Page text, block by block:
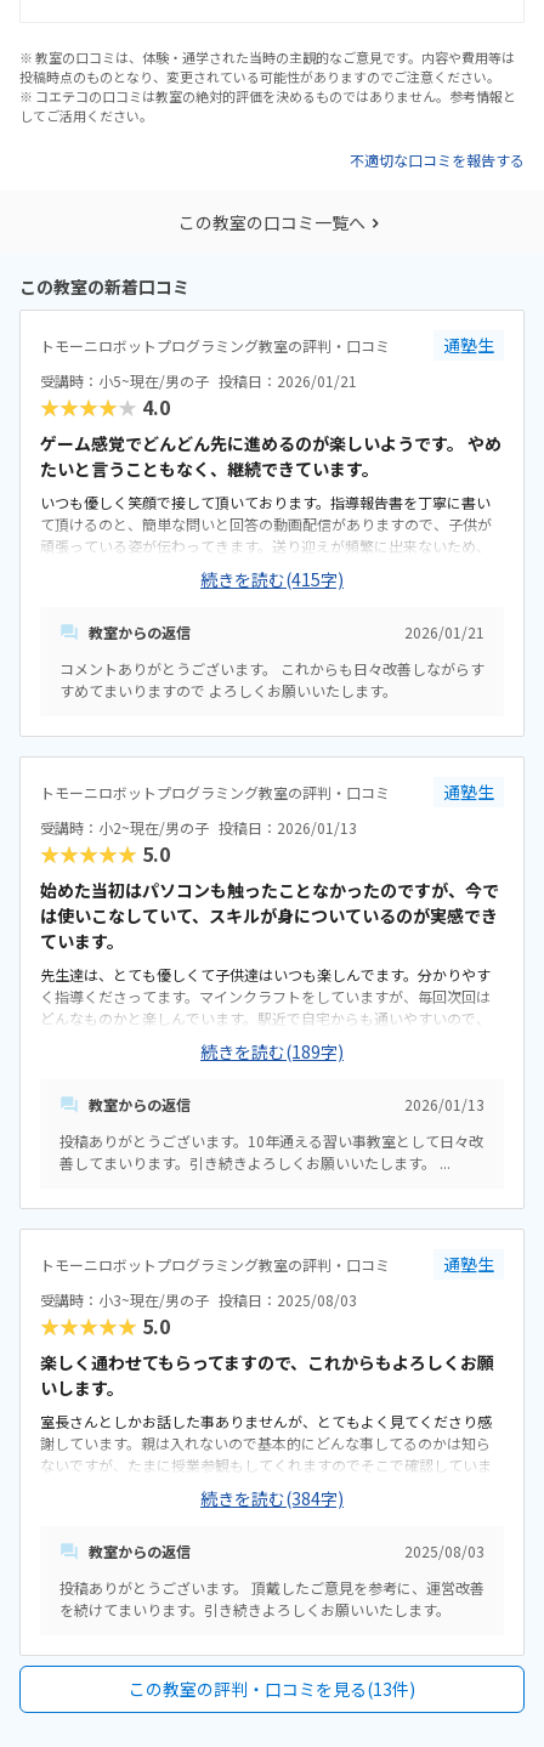
※ 教室の口コミは、体験・通学された当時の主観的なご意見です。内容や費用等は
投稿時点のものとなり、変更されている可能性がありますのでご注意ください。
※ コエテコの口コミは教室の絶対的評価を決めるものではありません。参考情報と
してご活用ください。
不適切な口コミを報告する
この教室の口コミ一覧へ
この教室の新着口コミ
トモーニロボットプログラミング教室の評判・口コミ 通塾生
受講時：小5~現在/男の子 投稿日：2026/01/21
★★★★★ 4.0
ゲーム感覚でどんどん先に進めるのが楽しいようです。 やめ
たいと言うこともなく、継続できています。
いつも優しく笑顔で接して頂いております。指導報告書を丁寧に書い
て頂けるのと、簡単な問いと回答の動画配信がありますので、子供が
頑張っている姿が伝わってきます。送り迎えが頻繁に出来ないため、
様子がわかって大変助かっています。教材に飽きることなく通い続け
ています。ブロックからプログラミング言語に移行し、英単語の勉強
り、歩行者の邪魔にならずにとめることができます。ヘッドフォンを
明るくて綺麗な教室です。他の習い事もあるので、週1で通いやすいで
す。習い事の料金としては、もう少し安いとありがたいです。教室でプ
たことが自己肯定感の向上に繋がったと思います。懇談では、教室の
様子だけでなく、昨今の受験事情もご教授いただけて大変ありがたか
ったです。特になし
続きを読む(415字)
教室からの返信
2026/01/21
コメントありがとうございます。 これからも日々改善しながらす
すめてまいりますので よろしくお願いいたします。
トモーニロボットプログラミング教室の評判・口コミ 通塾生
受講時：小2~現在/男の子 投稿日：2026/01/13
★★★★★ 5.0
始めた当初はパソコンも触ったことなかったのですが、今で
は使いこなしていて、スキルが身についているのが実感でき
ています。
先生達は、とても優しくて子供達はいつも楽しんでます。分かりやす
く指導くださってます。マインクラフトをしていますが、毎回次回は
どんなものかと楽しんでいます。駅近で自宅からも通いやすいので、
これからもよろしくお願いします。雰囲気もよく、月に3回じゃ少ない
から毎週してほしいというぐらい子供達は楽しんでいます。物価高な
す。
続きを読む(189字)
教室からの返信
2026/01/13
投稿ありがとうございます。10年通える習い事教室として日々改
善してまいります。引き続きよろしくお願いいたします。 ...
トモーニロボットプログラミング教室の評判・口コミ 通塾生
受講時：小3~現在/男の子 投稿日：2025/08/03
★★★★★ 5.0
楽しく通わせてもらってますので、これからもよろしくお願
いします。
室長さんとしかお話した事ありませんが、とてもよく見てくださり感
謝しています。親は入れないので基本的にどんな事してるのかは知ら
ないですが、たまに授業参観もしてくれますのでそこで確認していま
す。アクセスは駅から近いので良いですが、基本は自転車送迎なので
正直遠いです。保護者室まで用意してくれたりとてもありがたい。教
室は相場なのかなと感じてます。この業界界隈は基本的にどこも高値
いです。資格は本人のモチベーションにもなりますし、親としても目
標高く頑張って欲しいと思うので。子どもはプログラミング教室が1番
のか見たい。（子どもが全く話してくれないので）授業参観がもう少
しあれば嬉しいです。
続きを読む(384字)
教室からの返信
2025/08/03
投稿ありがとうございます。 頂戴したご意見を参考に、運営改善
を続けてまいります。引き続きよろしくお願いいたします。
この教室の評判・口コミを見る(13件)